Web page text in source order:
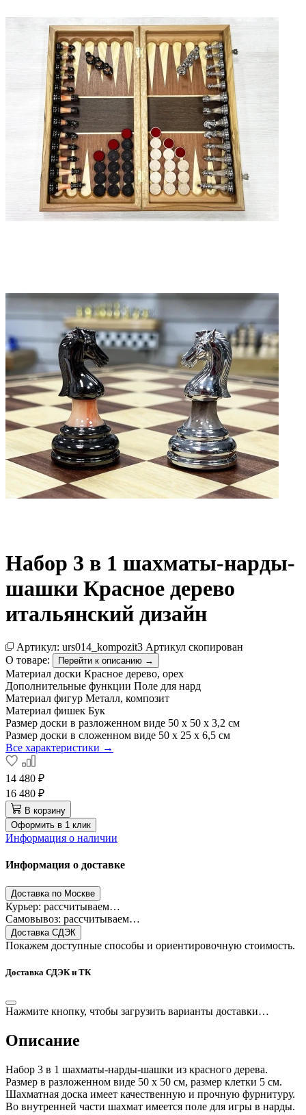
Набор 3 в 1 шахматы-нарды-
шашки Красное дерево
итальянский дизайн
Артикул: urs014_kompozit3 Артикул скопирован
О товаре:
Перейти к описанию →
Материал доски Красное дерево, орех
Дополнительные функции Поле для нард
Материал фигур Металл, композит
Материал фишек Бук
Размер доски в разложенном виде 50 х 50 х 3,2 см
Размер доски в сложенном виде 50 х 25 х 6,5 см
Все характеристики →
14 480 ₽
16 480 ₽
В корзину
Оформить в 1 клик
Информация о наличии
Информация о доставке
Доставка по Москве
Курьер: рассчитываем…
Самовывоз: рассчитываем…
Доставка СДЭК
Покажем доступные способы и ориентировочную стоимость.
Доставка СДЭК и ТК
Нажмите кнопку, чтобы загрузить варианты доставки…
Описание
Набор 3 в 1 шахматы-нарды-шашки из красного дерева.
Размер в разложенном виде 50 х 50 см, размер клетки 5 см.
Шахматная доска имеет качественную и прочную фурнитуру.
Во внутренней части шахмат имеется поле для игры в нарды.